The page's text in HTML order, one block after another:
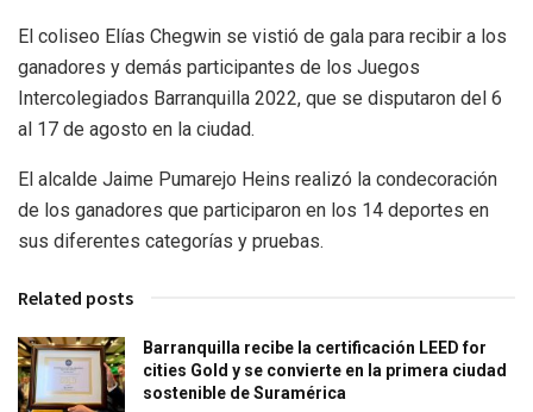
El coliseo Elías Chegwin se vistió de gala para recibir a los
ganadores y demás participantes de los Juegos
Intercolegiados Barranquilla 2022, que se disputaron del 6
al 17 de agosto en la ciudad.
El alcalde Jaime Pumarejo Heins realizó la condecoración
de los ganadores que participaron en los 14 deportes en
sus diferentes categorías y pruebas.
Related posts
Barranquilla recibe la certificación LEED for
cities Gold y se convierte en la primera ciudad
sostenible de Suramérica